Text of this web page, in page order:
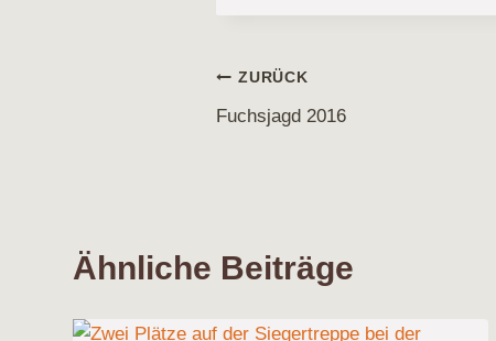
Beitragsnavigation
ZURÜCK
Fuchsjagd 2016
Ähnliche Beiträge